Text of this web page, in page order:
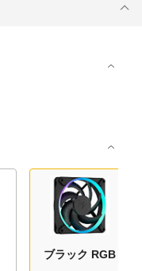
ブラック RGB